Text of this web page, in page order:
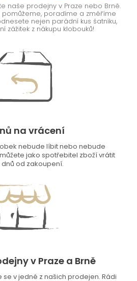
naše prodejny v Praze nebo Brně.
pomůžeme, poradíme a změříme
nejen parádní kus šatníku,
zážitek z nákupu klobouků!
na vrácení
nebude líbit nebo nebude
jako spotřebitel zboží vrátit
dnů od zakoupení.
v Praze a Brně
se v jedné z našich prodejen. Rádi